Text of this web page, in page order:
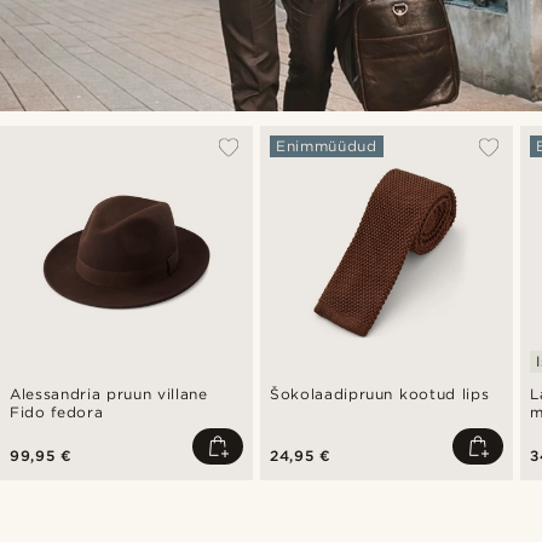
Alessandria pruun villane
Fido fedora
99,95 €
Šokolaadipruun kootud lips
Enimmüüdud
24,95 €